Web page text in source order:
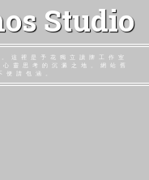
Studio
這裡是予花獨立讀牌工作室
靈思考的沉澱之地。網站舊
便請包涵。